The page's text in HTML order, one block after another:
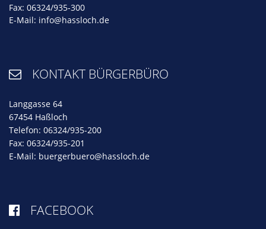
Fax: 06324/935-300
E-Mail: info@hassloch.de
 KONTAKT BÜRGERBÜRO
Langgasse 64
67454 Haßloch
Telefon: 06324/935-200
Fax: 06324/935-201
E-Mail: buergerbuero@hassloch.de
 FACEBOOK